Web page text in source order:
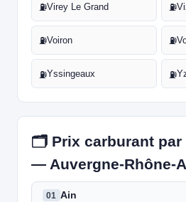
⛽Virey Le Grand ⛽
⛽Voiron ⛽
⛽Yssingeaux ⛽
🗂️ Prix carburant par
— Auvergne-Rhône-
01 Ain